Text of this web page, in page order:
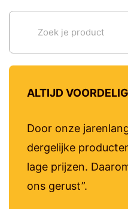
ALTIJD VOORDELIG
Door onze
dergelijke
lage prijzen.
ons gerust”.